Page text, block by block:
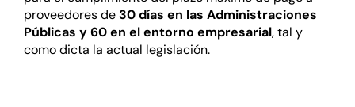
proveedores de30 días en las Administraciones
Públicas y 60 en el entorno empresarial, tal y
como dicta la actual legislación.